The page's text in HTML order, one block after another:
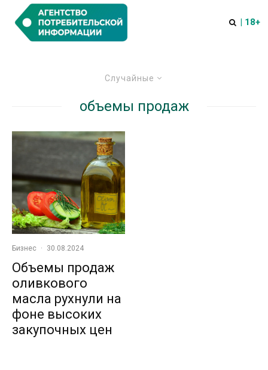
| 18+
Случайные
объемы продаж
Бизнес · 30.08.2024
Объемы продаж
оливкового
масла рухнули на
фоне высоких
закупочных цен